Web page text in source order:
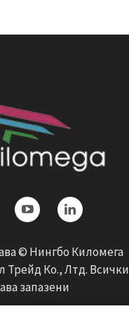
© Нингбо Киломега
Ко., Лтд. Всички
запазени